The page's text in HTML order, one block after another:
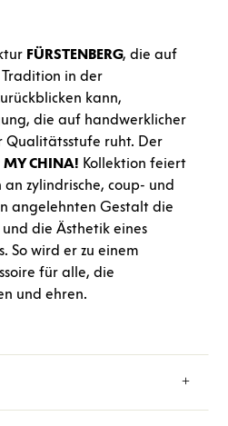
FÜRSTENBERG, die auf
in der
kann,
die auf handwerklicher
Qualitätsstufe ruht. Der
MY CHINA! Kollektion feiert
zylindrische, coup- und
angelehnten Gestalt die
die Ästhetik eines
So wird er zu einem
für alle, die
und ehren.